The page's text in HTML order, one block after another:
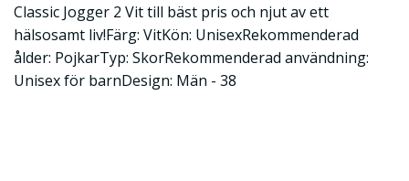
Classic Jogger 2 Vit till bäst pris och njut av ett
hälsosamt liv!Färg: VitKön: UnisexRekommenderad
ålder: PojkarTyp: SkorRekommenderad användning:
Unisex för barnDesign: Män - 38